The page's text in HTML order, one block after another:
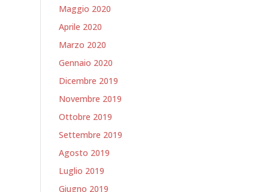
Maggio 2020
Aprile 2020
Marzo 2020
Gennaio 2020
Dicembre 2019
Novembre 2019
Ottobre 2019
Settembre 2019
Agosto 2019
Luglio 2019
Giugno 2019